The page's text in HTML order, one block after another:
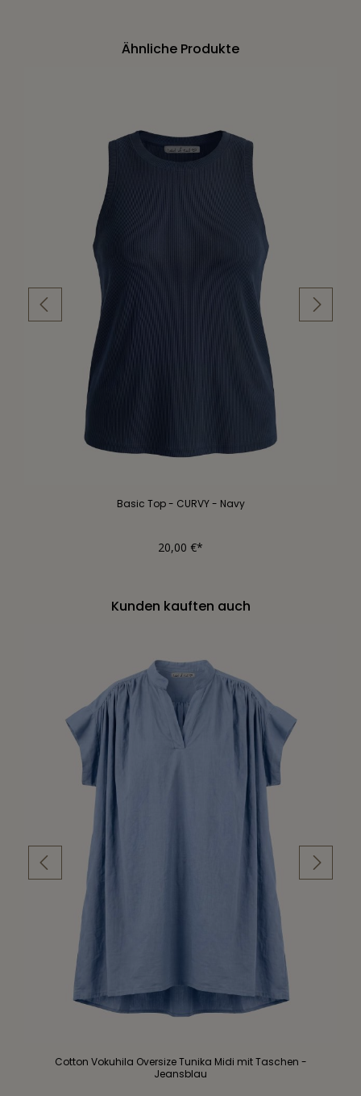
Ähnliche Produkte
Basic Top - CURVY - Navy
20,00 €*
Kunden kauften auch
Cotton Vokuhila Oversize Tunika Midi mit Taschen -
Jeansblau